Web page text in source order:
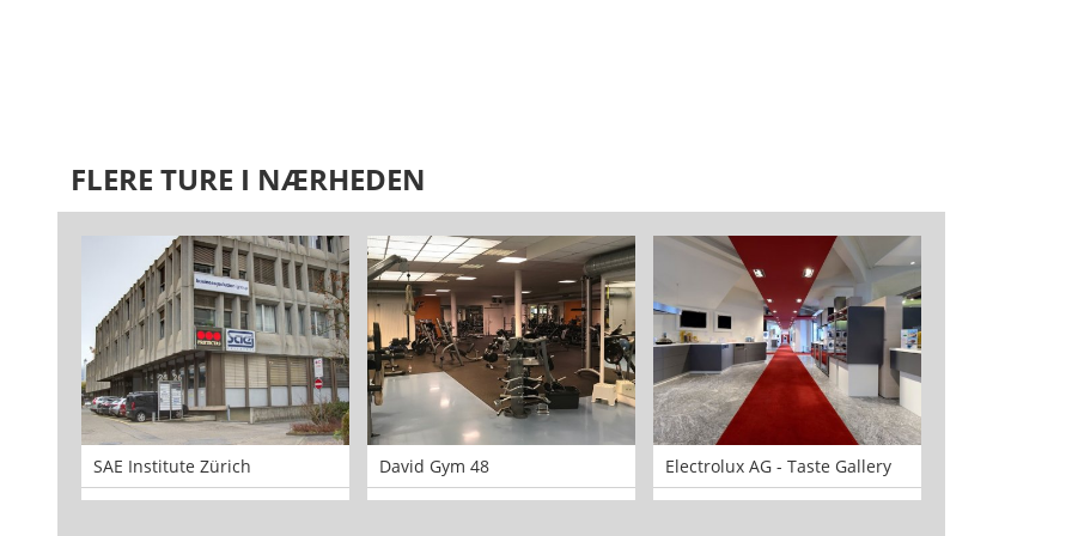
FLERE TURE I NÆRHEDEN
SAE Institute Zürich David Gym 48 Electrolux AG - Taste Gallery